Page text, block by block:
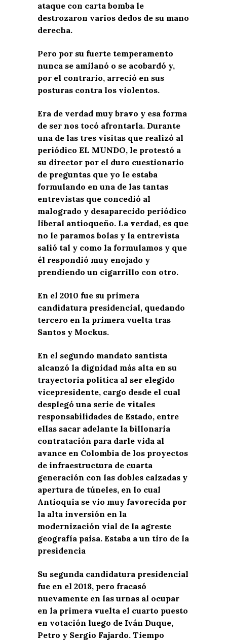
ataque con carta bomba le
destrozaron varios dedos de su mano
derecha.
Pero por su fuerte temperamento
nunca se amilanó o se acobardó y,
por el contrario, arreció en sus
posturas contra los violentos.
Era de verdad muy bravo y esa forma
de ser nos tocó afrontarla. Durante
una de las tres visitas que realizó al
periódico EL MUNDO, le protestó a
su director por el duro cuestionario
de preguntas que yo le estaba
formulando en una de las tantas
entrevistas que concedió al
malogrado y desaparecido periódico
liberal antioqueño. La verdad, es que
no le paramos bolas y la entrevista
salió tal y como la formulamos y que
él respondió muy enojado y
prendiendo un cigarrillo con otro.
En el 2010 fue su primera
candidatura presidencial, quedando
tercero en la primera vuelta tras
Santos y Mockus.
En el segundo mandato santista
alcanzó la dignidad más alta en su
trayectoria política al ser elegido
vicepresidente, cargo desde el cual
desplegó una serie de vitales
responsabilidades de Estado, entre
ellas sacar adelante la billonaria
contratación para darle vida al
avance en Colombia de los proyectos
de infraestructura de cuarta
generación con las dobles calzadas y
apertura de túneles, en lo cual
Antioquia se vio muy favorecida por
la alta inversión en la
modernización vial de la agreste
geografía paisa. Estaba a un tiro de la
presidencia
Su segunda candidatura presidencial
fue en el 2018, pero fracasó
nuevamente en las urnas al ocupar
en la primera vuelta el cuarto puesto
en votación luego de Iván Duque,
Petro y Sergio Fajardo. Tiempo